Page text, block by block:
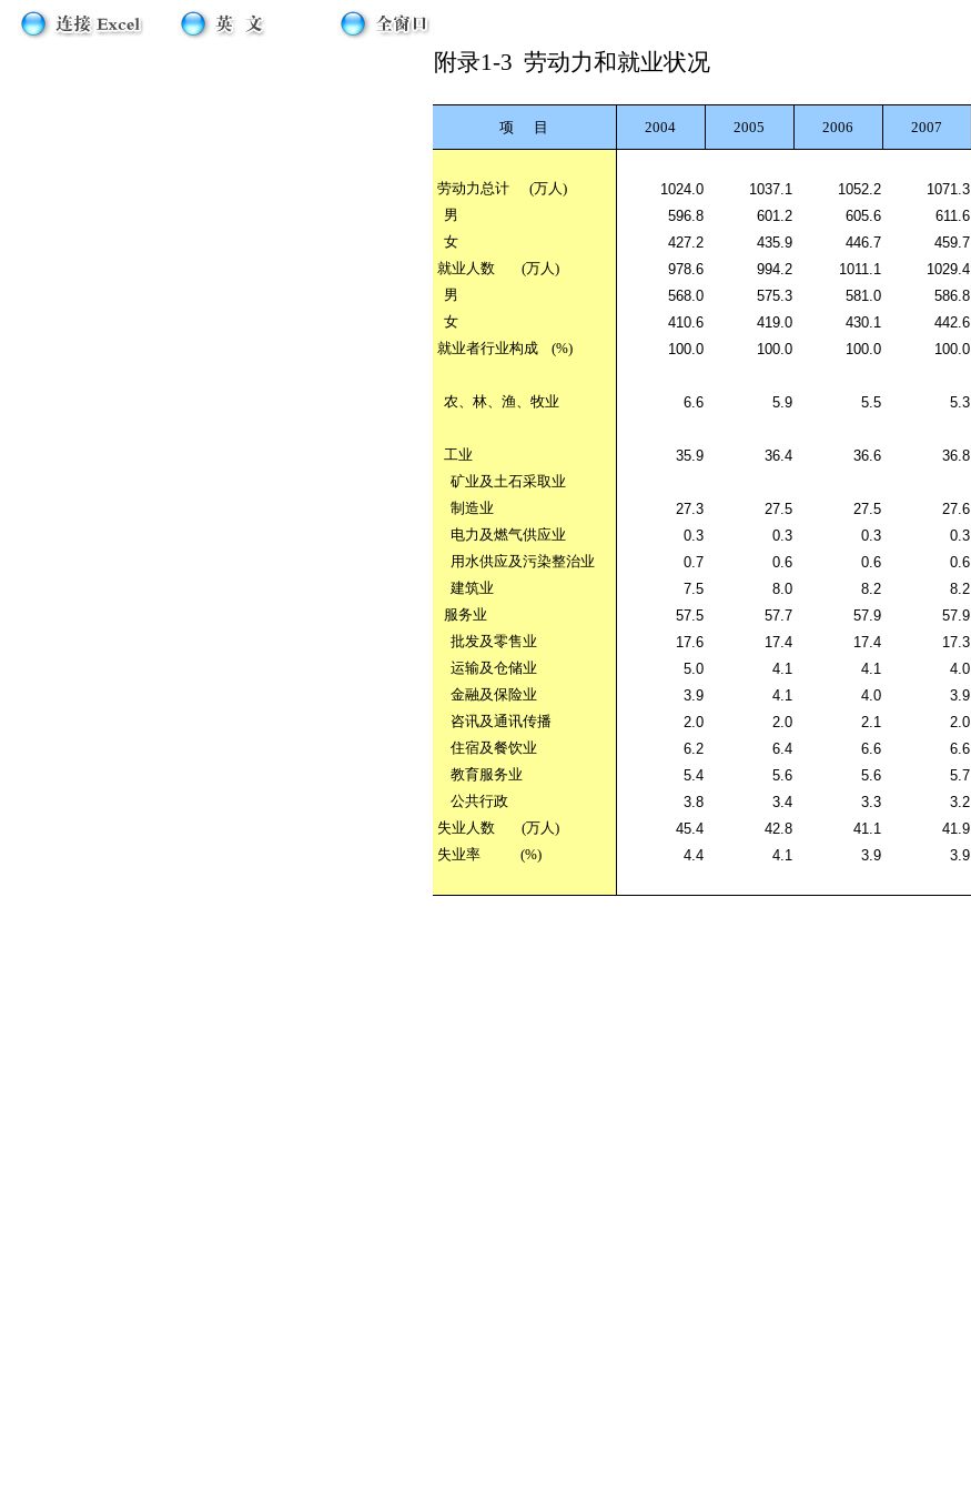
附录1-3 劳动力和就业状况
项 目 2004 2005 2006 2007
劳动力总计 (万人) 1024.0 1037.1 1052.2 1071.3
男
596.8 601.2 605.6 611.6
女
427.2 435.9 446.7 459.7
就业人数
(万人) 978.6 994.2 1011.1 1029.4
男
568.0 575.3 581.0 586.8
女
410.6 419.0 430.1 442.6
就业者行业构成
(%) 100.0 100.0 100.0 100.0
农、林、渔、牧业 6.6 5.9 5.5 5.3
工业 35.9 36.4 36.6 36.8
矿业及土石采取业
制造业
27.3 27.5 27.5 27.6
电力及燃气供应业
0.3 0.3 0.3 0.3
用水供应及污染整治业
0.7 0.6 0.6 0.6
建筑业
7.5 8.0 8.2 8.2
服务业
57.5 57.7 57.9 57.9
批发及零售业
17.6 17.4 17.4 17.3
运输及仓储业
5.0 4.1 4.1 4.0
金融及保险业
3.9 4.1 4.0 3.9
咨讯及通讯传播
2.0 2.0 2.1 2.0
住宿及餐饮业
6.2 6.4 6.6 6.6
教育服务业
5.4 5.6 5.6 5.7
公共行政
3.8 3.4 3.3 3.2
失业人数
(万人) 45.4 42.8 41.1 41.9
失业率
(%) 4.4 4.1 3.9 3.9